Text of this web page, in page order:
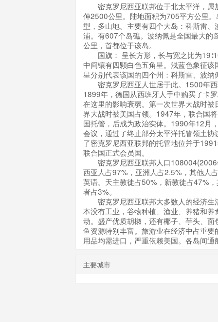
密克罗尼西亚联邦位于北太平洋，属
伸2500公里。陆地面积为705平方公里
型，多山地。主要有四个大岛：科斯雷、
浦。有607个岛礁。波纳佩是全国最大的
公里，首都位于该岛。
国旗： 呈长方形，长与宽之比为
中间镶有四颗白色五角星。浅蓝色象征该
星分别代表该国的四个州：科斯雷、波纳
密克罗尼西亚人世居于此。1500年西
1899年，德国从西班牙人手中购买了卡
在这里的影响衰弱。第一次世界大战时被
界大战时被美国占领。1947年，联合国
国托管，后成为政治实体。1990年12月
会议，通过了终止部分太平洋托管领土协
了密克罗尼西亚联邦的托管地位并于
联合国正式会员国。
密克罗尼西亚联邦人口108004(2006
西亚人占97%，亚洲人占2.5%，其他人
英语。天主教徒占50%，新教徒占47%
者占3%。
密克罗尼西亚联邦大多数人的经济生
本没有工业，谷物种植、渔业、养猪和养
动。盛产优质胡椒，还有椰子、芋头、面
鱼资源特别丰富。旅游业在经济中占重要
用品均需进口，严重依赖美国。各岛间通
主要城市